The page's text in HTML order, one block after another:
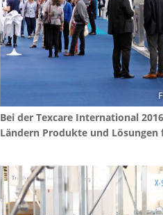
Bei der Texcare International
Ländern Produkte und Lösungen